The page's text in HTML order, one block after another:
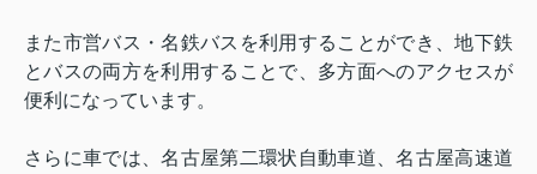
また市営バス・名鉄バスを利用することができ、地下鉄
とバスの両方を利用することで、多方面へのアクセスが
便利になっています。
さらに車では、名古屋第二環状自動車道、名古屋高速道